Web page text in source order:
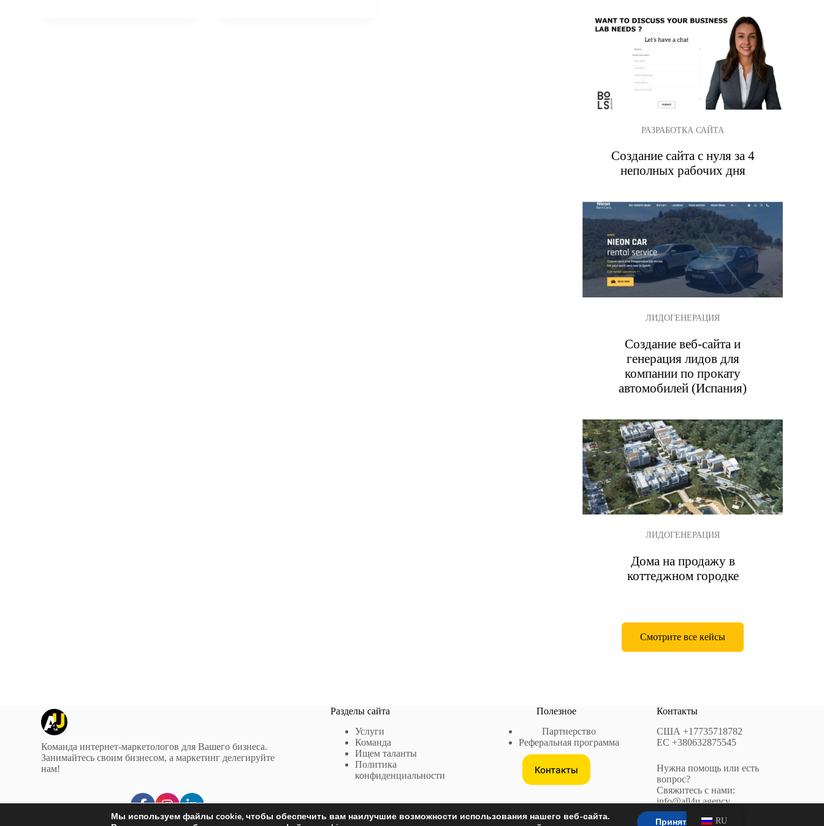
РАЗРАБОТКА САЙТА
Создание сайта с нуля за 4
неполных рабочих дня
ЛИДОГЕНЕРАЦИЯ
Создание веб-сайта и
генерация лидов для
компании по прокату
автомобилей (Испания)
ЛИДОГЕНЕРАЦИЯ
Дома на продажу в
коттеджном городке
Смотрите все кейсы
Команда интернет-маркетологов для Вашего бизнеса.
Занимайтесь своим бизнесом, а маркетинг делегируйте
нам!
Разделы сайта
Услуги
Команда
Ищем таланты
Политика
конфиденциальности
Полезное
Партнерство
Реферальная программа
Контакты
Контакты
США +17735718782
EC +380632875545
Нужна помощь или есть
вопрос?
Свяжитесь с нами:
info@all4u.agency
RU
Мы используем файлы cookie, чтобы обеспечить вам наилучшие возможности использования нашего веб-сайта.
Принять